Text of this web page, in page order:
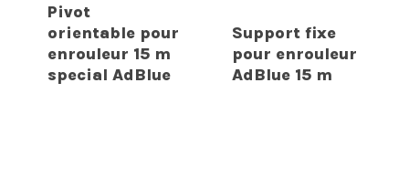
Pivot
orientable pour
enrouleur 15 m
special AdBlue
Support fixe
pour enrouleur
AdBlue 15 m